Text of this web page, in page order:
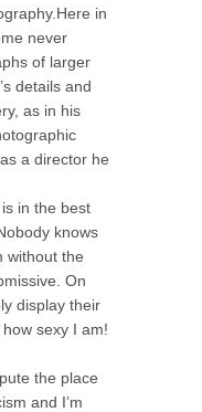
in
never
of larger
details and
as in his
a director he
in the best
knows
without the
On
display their
sexy I am!
the place
and I’m